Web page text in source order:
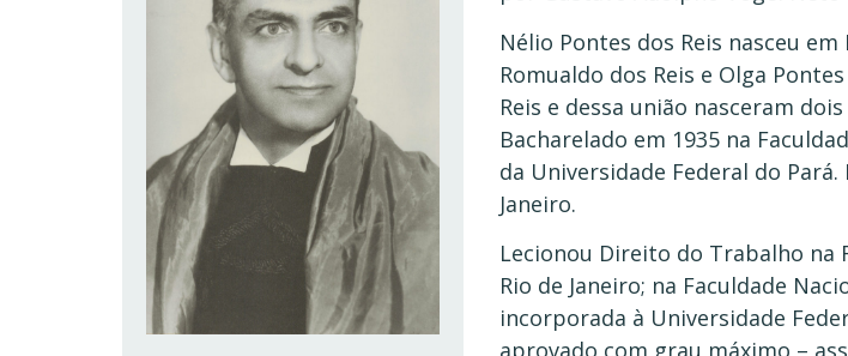
Nélio Pontes dos Reis nasceu
Romualdo dos Reis e Olga
Reis e dessa união nasceram
Bacharelado em 1935 na
da Universidade Federal do
Janeiro.
Lecionou Direito do Trabalho na
Rio de Janeiro; na Faculdade
incorporada à Universidade
aprovado com grau máximo –